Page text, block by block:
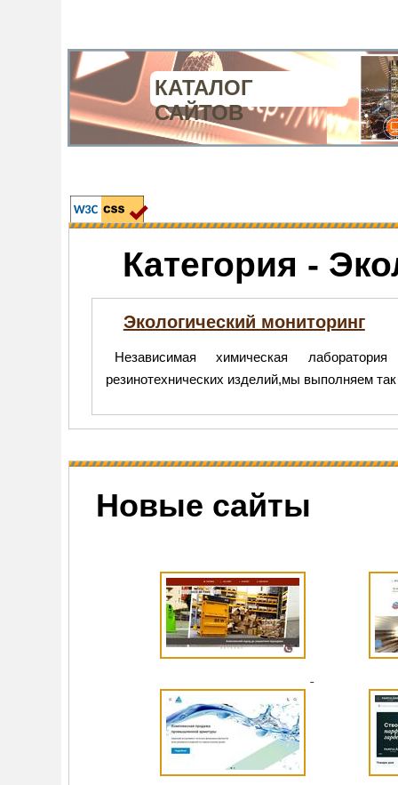
КАТАЛОГ
САЙТОВ
Новые сайты
Категория -
Экологический мониторинг
Независимая химическая
резинотехнических изделий,мы выполняем